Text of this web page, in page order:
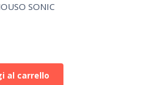
SONIC
al carrello